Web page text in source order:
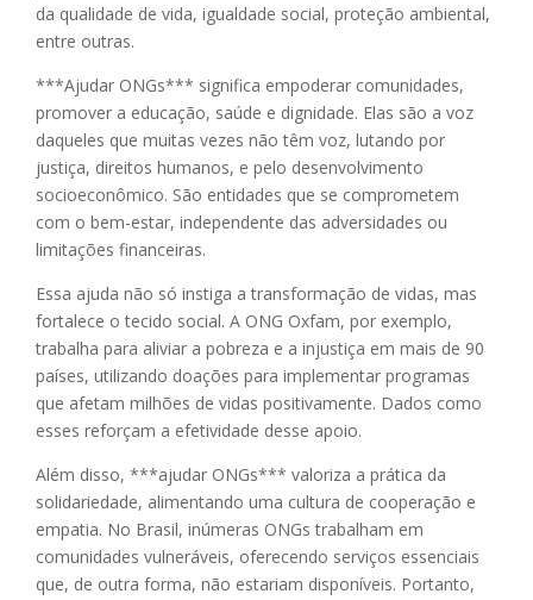
da qualidade de vida, igualdade social, proteção ambiental,
entre outras.
***Ajudar ONGs*** significa empoderar comunidades,
promover a educação, saúde e dignidade. Elas são a voz
daqueles que muitas vezes não têm voz, lutando por
justiça, direitos humanos, e pelo desenvolvimento
socioeconômico. São entidades que se comprometem
com o bem-estar, independente das adversidades ou
limitações financeiras.
Essa ajuda não só instiga a transformação de vidas, mas
fortalece o tecido social. A ONG Oxfam, por exemplo,
trabalha para aliviar a pobreza e a injustiça em mais de 90
países, utilizando doações para implementar programas
que afetam milhões de vidas positivamente. Dados como
esses reforçam a efetividade desse apoio.
Além disso, ***ajudar ONGs*** valoriza a prática da
solidariedade, alimentando uma cultura de cooperação e
empatia. No Brasil, inúmeras ONGs trabalham em
comunidades vulneráveis, oferecendo serviços essenciais
que, de outra forma, não estariam disponíveis. Portanto,